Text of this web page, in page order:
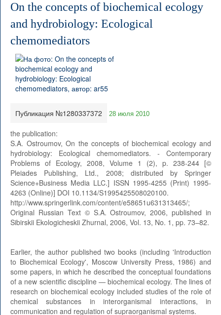
On the concepts of biochemical ecology
and hydrobiology: Ecological
chemomediators
Публикация №1280337372 28 июля 2010
the publication:
S.A. Ostroumov, On the concepts of biochemical ecology and
hydrobiology: Ecological chemomediators. - Contemporary
Problems of Ecology, 2008, Volume 1 (2), p. 238-244 [©
Pleiades Publishing, Ltd., 2008; distributed by Springer
Science+Business Media LLC.] ISSN 1995-4255 (Print) 1995-
4263 (Online)] DOI 10.1134/S1995425508020100.
http://www.springerlink.com/content/e58651u631313465/;
Original Russian Text © S.A. Ostroumov, 2006, published in
Sibirskii Ekologicheskii Zhurnal, 2006, Vol. 13, No. 1, pp. 73–82.
Earlier, the author published two books (including 'Introduction
to Biochemical Ecology', Moscow University Press, 1986) and
some papers, in which he described the conceptual foundations
of a new scientific discipline — biochemical ecology. The lines of
research on biochemical ecology included studies of the role of
chemical substances in interorganismal interactions, in
communication and regulation of supraorganismal systems.